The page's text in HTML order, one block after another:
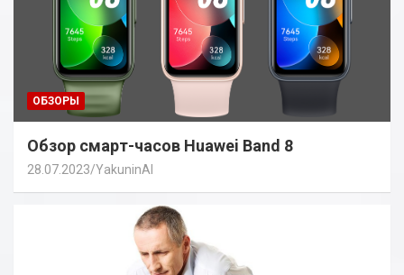
ОБЗОРЫ
Обзор смарт-часов Huawei Band 8
28.07.2023 YakuninAI